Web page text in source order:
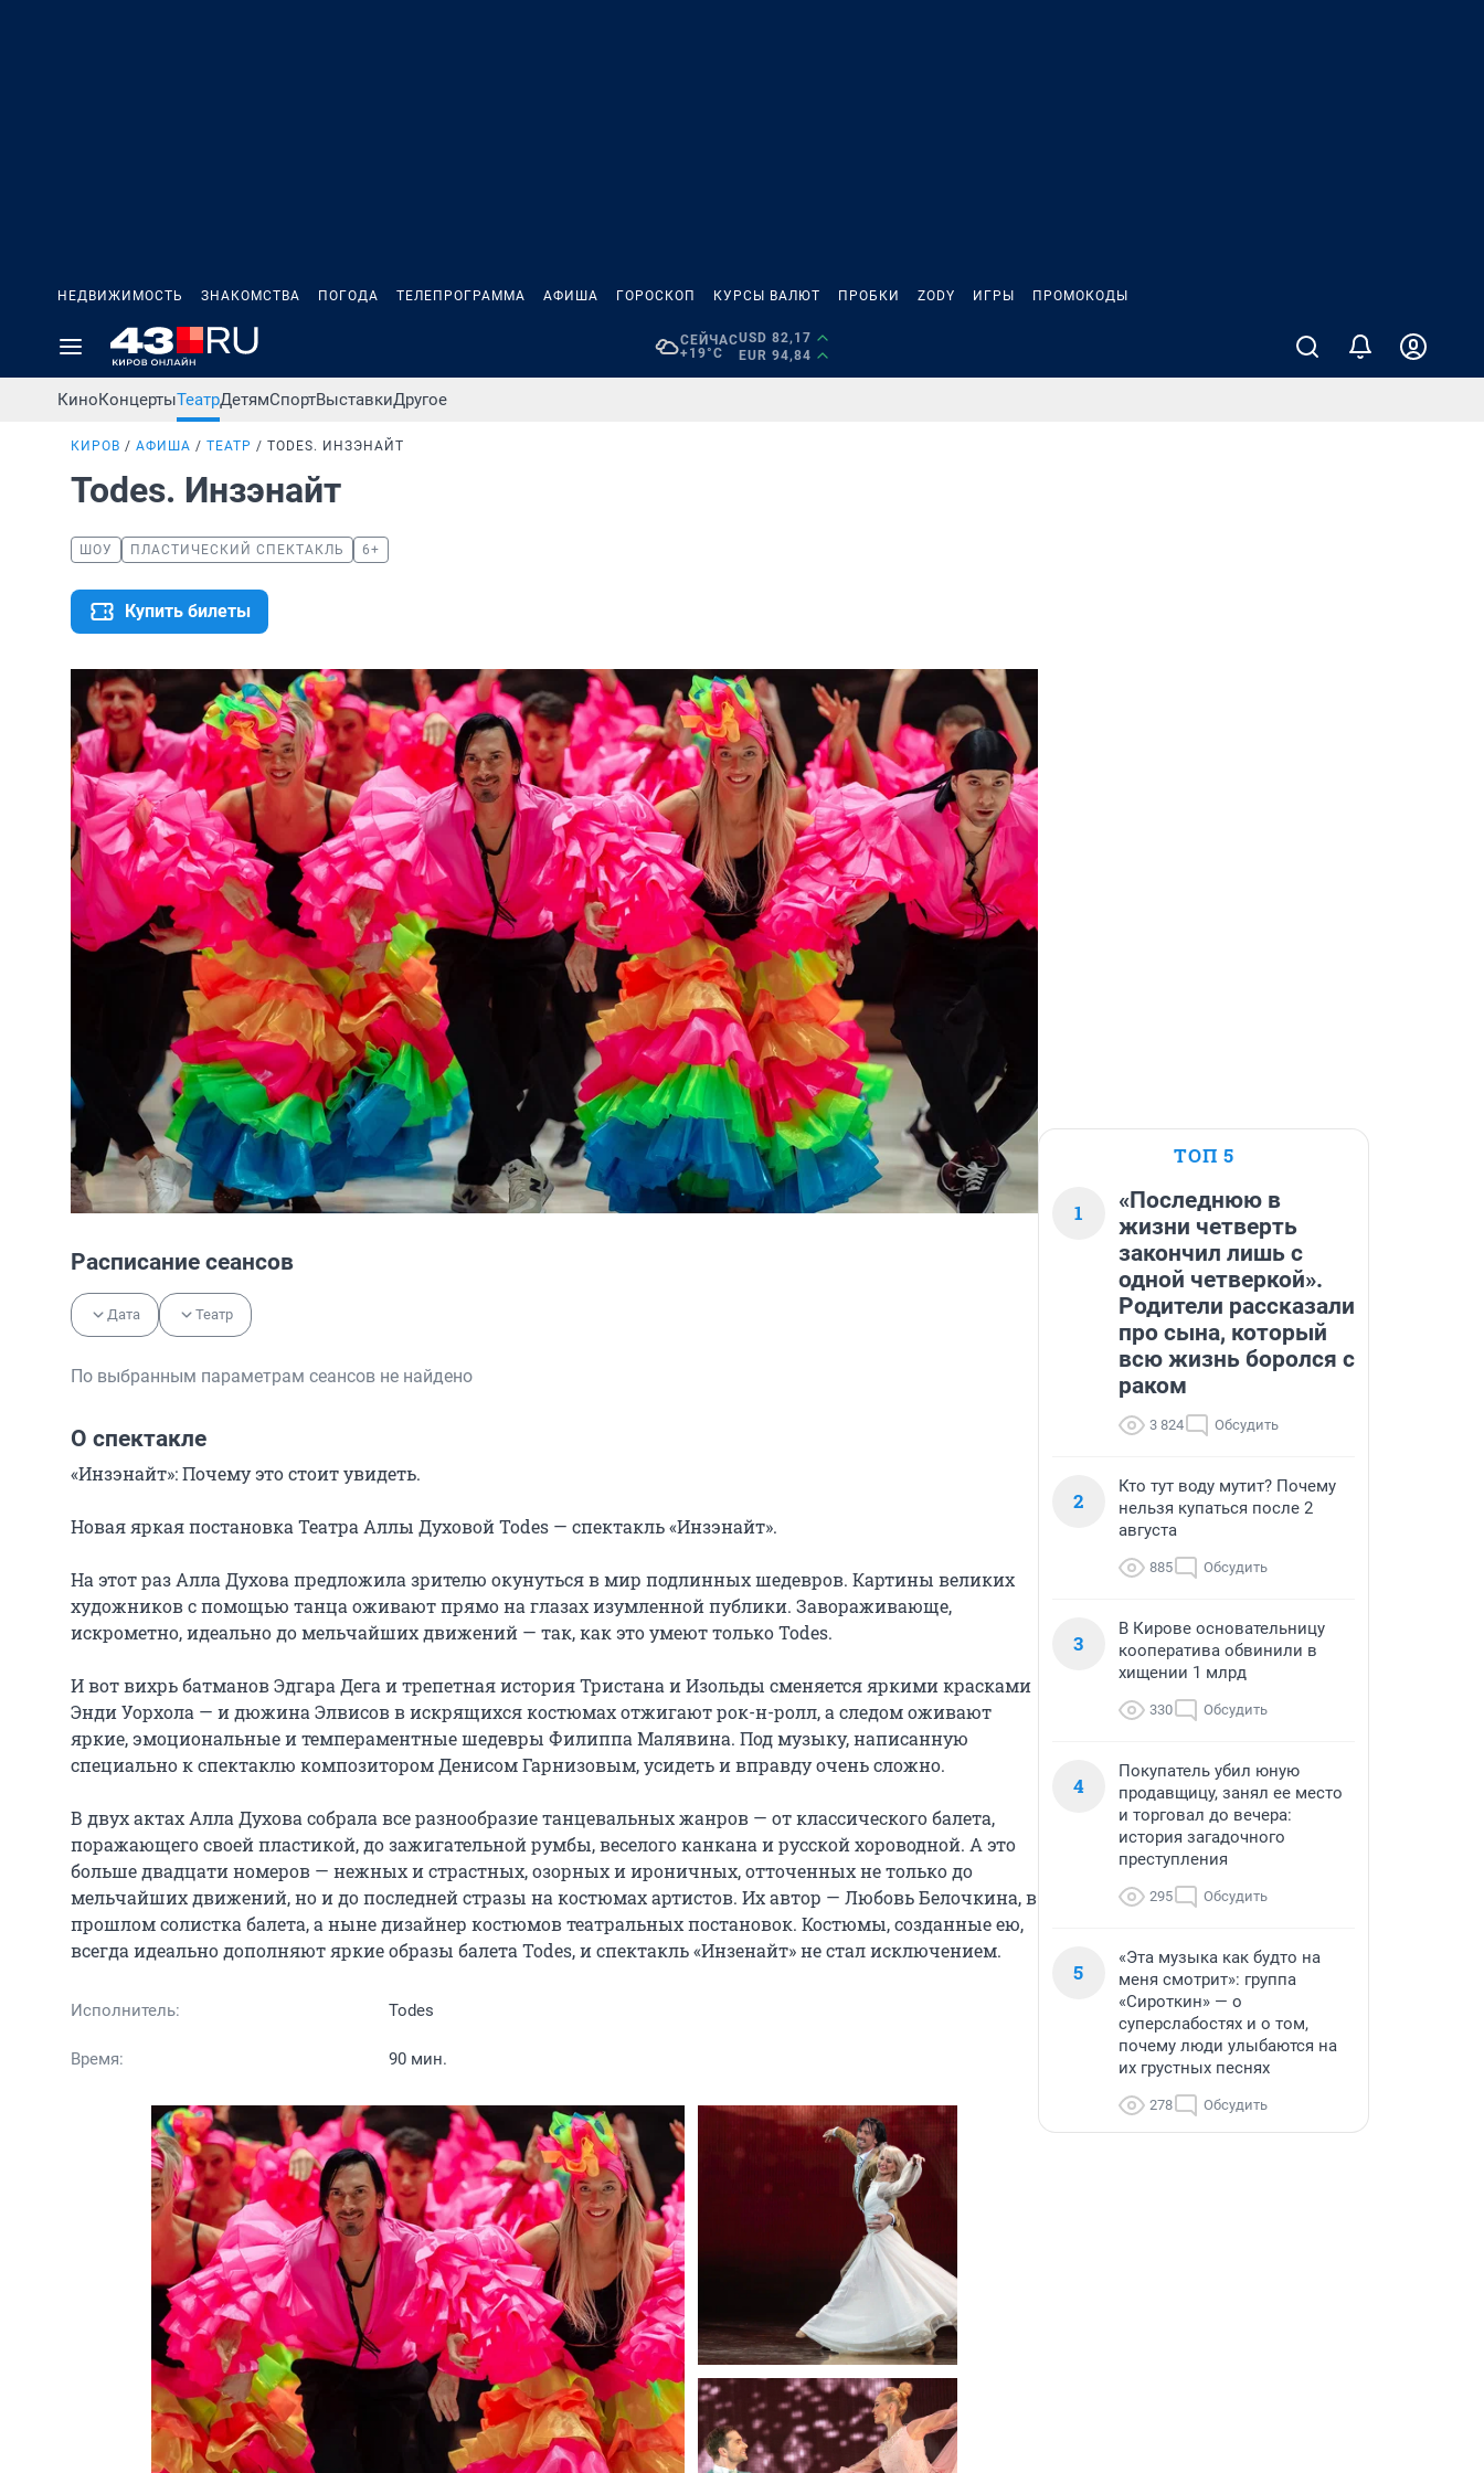
НЕДВИЖИМОСТЬ ЗНАКОМСТВА ПОГОДА ТЕЛЕПРОГРАММА АФИША ГОРОСКОП КУРСЫ ВАЛЮТ ПРОБКИ ZODY ИГРЫ ПРОМОКОДЫ
СЕЙЧАС
+19°C
USD 82,17
EUR 94,84
КиноКонцертыТеатрДетямСпортВыставкиДругое
КИРОВ АФИША ТЕАТР TODES. ИНЗЭНАЙТ
Todes. Инзэнайт
ШОУ ПЛАСТИЧЕСКИЙ СПЕКТАКЛЬ 6+
Купить билеты
Расписание сеансов
Дата Театр
По выбранным параметрам сеансов не найдено
О спектакле
«Инзэнайт»: Почему это стоит увидеть.
Новая яркая постановка Театра Аллы Духовой Todes — спектакль «Инзэнайт».
На этот раз Алла Духова предложила зрителю окунуться в мир подлинных шедевров. Картины великих
художников с помощью танца оживают прямо на глазах изумленной публики. Завораживающе,
искрометно, идеально до мельчайших движений — так, как это умеют только Todes.
И вот вихрь батманов Эдгара Дега и трепетная история Тристана и Изольды сменяется яркими красками
Энди Уорхола — и дюжина Элвисов в искрящихся костюмах отжигают рок-н-ролл, а следом оживают
яркие, эмоциональные и темпераментные шедевры Филиппа Малявина. Под музыку, написанную
специально к спектаклю композитором Денисом Гарнизовым, усидеть и вправду очень сложно.
В двух актах Алла Духова собрала все разнообразие танцевальных жанров — от классического балета,
поражающего своей пластикой, до зажигательной румбы, веселого канкана и русской хороводной. А это
больше двадцати номеров — нежных и страстных, озорных и ироничных, отточенных не только до
мельчайших движений, но и до последней стразы на костюмах артистов. Их автор — Любовь Белочкина, в
прошлом солистка балета, а ныне дизайнер костюмов театральных постановок. Костюмы, созданные ею,
всегда идеально дополняют яркие образы балета Todes, и спектакль «Инзенайт» не стал исключением.
Исполнитель: Todes
Время: 90 мин.
ТОП 5
1
«Последнюю в
жизни четверть
закончил лишь с
одной четверкой».
Родители рассказали
про сына, который
всю жизнь боролся с
раком
3 824 Обсудить
2
Кто тут воду мутит? Почему
нельзя купаться после 2
августа
885 Обсудить
3
В Кирове основательницу
кооператива обвинили в
хищении 1 млрд
330 Обсудить
4
Покупатель убил юную
продавщицу, занял ее место
и торговал до вечера:
история загадочного
преступления
295 Обсудить
5
«Эта музыка как будто на
меня смотрит»: группа
«Сироткин» — о
суперслабостях и о том,
почему люди улыбаются на
их грустных песнях
278 Обсудить